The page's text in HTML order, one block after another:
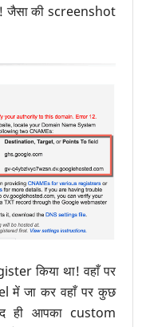
जैसा की screenshot
किया था! वहाँ पर
जा कर वहाँ पर कुछ
ही आपका custom